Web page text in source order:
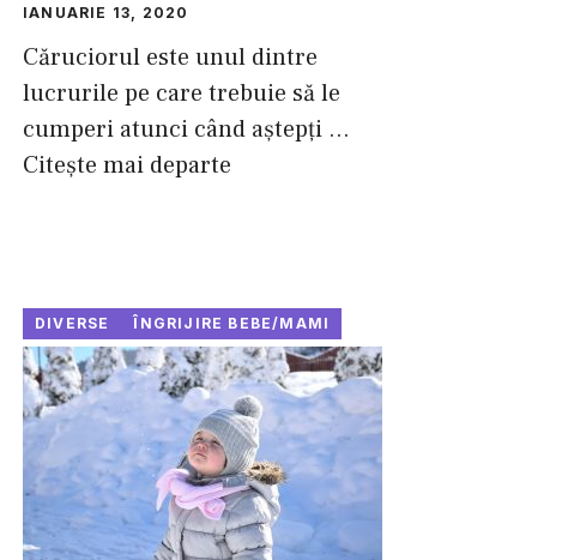
IANUARIE 13, 2020
Căruciorul este unul dintre
lucrurile pe care trebuie să le
cumperi atunci când aştepţi ...
Citește mai departe
DIVERSE ÎNGRIJIRE BEBE/MAMI